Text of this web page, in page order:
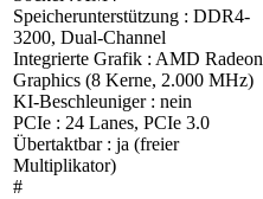
Speicherunterstützung : DDR4-
3200, Dual-Channel
Integrierte Grafik : AMD Radeon
Graphics (8 Kerne, 2.000 MHz)
KI-Beschleuniger : nein
PCIe : 24 Lanes, PCIe 3.0
Übertaktbar : ja (freier
Multiplikator)
#